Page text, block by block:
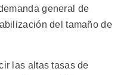
general de
del tamaño de
las altas tasas de